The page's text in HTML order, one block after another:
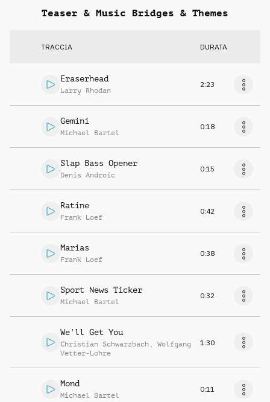
Teaser & Music Bridges & Themes
TRACCIA DURATA
Eraserhead
Larry Rhodan
2:23
Gemini
Michael Bartel
0:18
Slap Bass Opener
Denis Androic
0:15
Ratine
Frank Loef
0:42
Marias
Frank Loef
0:38
Sport News Ticker
Michael Bartel
0:32
We'll Get You
Christian Schwarzbach , Wolfgang
Vetter-Lohre
1:30
Mond
Michael Bartel
0:11